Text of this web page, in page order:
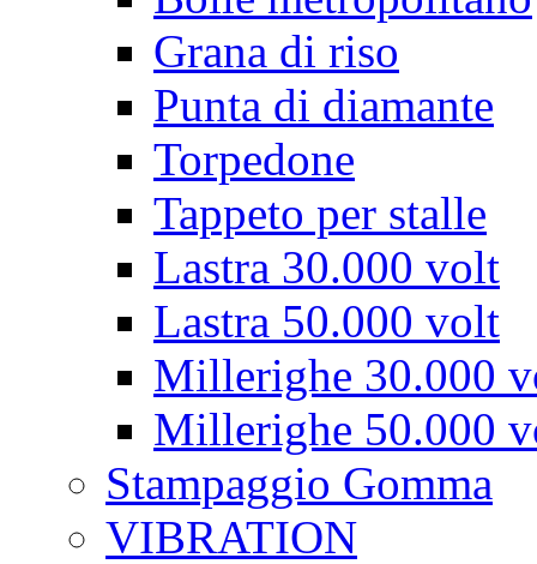
Grana di riso
Punta di diamante
Torpedone
Tappeto per stalle
Lastra 30.000 volt
Lastra 50.000 volt
Millerighe 30.000
Millerighe 50.000
Stampaggio Gomma
VIBRATION